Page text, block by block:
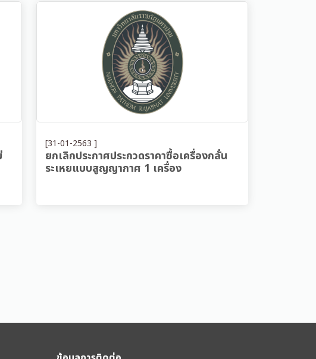
[31-01-2563 ]
ยกเลิกประกาศประกวดราคาซื้อเครื่องกลั่น
ระเหยแบบสูญญากาศ 1 เครื่อง